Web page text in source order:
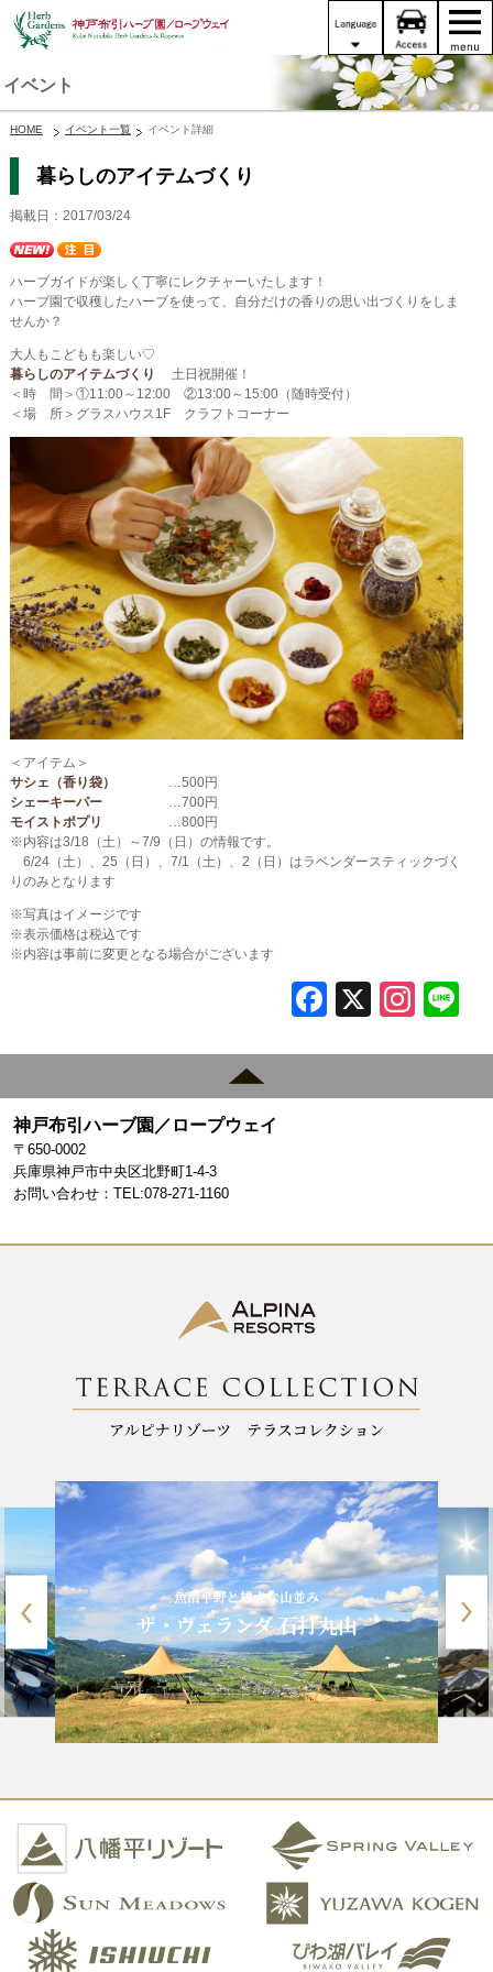
イベント
HOME イベント一覧 イベント詳細
暮らしのアイテムづくり
掲載日：2017/03/24
ハーブガイドが楽しく丁寧にレクチャーいたします！
ハーブ園で収穫したハーブを使って、自分だけの香りの思い出づくりをしま
せんか？
大人もこどもも楽しい♡
暮らしのアイテムづくり
土日祝開催！
＜時 間＞①11:00～12:00 ②13:00～15:00（随時受付）
＜場 所＞グラスハウス1F クラフトコーナー
＜アイテム＞
サシェ（香り袋）
…500円
シェーキーパー
…700円
モイストポプリ
…800円
※内容は3/18（土）～7/9（日）の情報です。
6/24（土）、25（日）、7/1（土）、2（日）はラベンダースティックづく
りのみとなります
※写真はイメージです
※表示価格は税込です
※内容は事前に変更となる場合がございます
F
e
k
X In
gr
神戸布引ハーブ園／ロープウェイ
〒650-0002
兵庫県神戸市中央区北野町1-4-3
お問い合わせ：TEL:078-271-1160
魚沼平野と雄大な山並み
ザ・ヴェランダ 石打丸山